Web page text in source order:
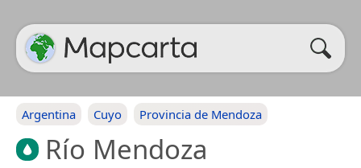
Argentina Cuyo Provincia de Mendoza
Río Mendoza